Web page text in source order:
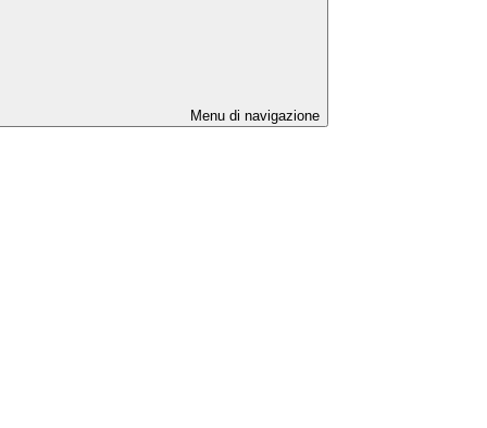
Menu di navigazione